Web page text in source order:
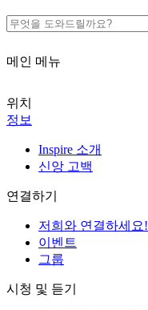
메인 메뉴
위치
정보
Inspire 소개
신앙 고백
연결하기
저희와 연결하세요!
이벤트
그룹
시청 및 듣기